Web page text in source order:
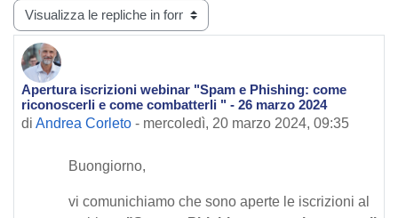
Modalità visualizzazione
Apertura iscrizioni webinar "Spam e Phishing: come
riconoscerli e come combatterli " - 26 marzo 2024
di Andrea Corleto - mercoledì, 20 marzo 2024, 09:35
Numero di risposte: 0
Buongiorno,
vi comunichiamo che sono aperte le iscrizioni al